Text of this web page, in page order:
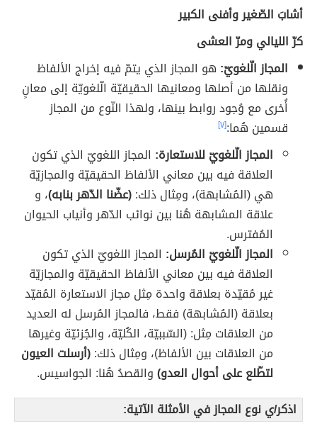
أشابَ الصّغير وأفنى الكبير
كرّ الليالي ومرّ العشى
المجاز الّلغويّ: هو المجاز الذي يتمّ فيه إخراج الألفاظ
ونقلها من أصلها ومعانيها الحقيقيّة الّلغويّة إلى معانٍ
أُخرى مع وُجود روابط بينها، ولهذا النّوع من المجاز
قسمين هُما:[٧]
المجاز الّلغويّ للاستعارة: المجاز اللغويّ الذي تكون
العلاقة فيه بين معاني الألفاظ الحقيقيّة والمجازيّة
هي (المُشابهة)، ومِثال ذلك:(عضّنا الدّهر بنابه)، و
علاقة المشابهة هُنا بين نوائب الدّهر وأنياب الحيوان
المُفترس.
المجاز الّلغويّ المُرسل: المجاز اللغويّ الذي تكون
العلاقة فيه بين معاني الألفاظ الحقيقيّة والمجازيّة
غير مُقيّدة بعلاقة واحدة مِثل مجاز الاستعارة المُقيّد
بعلاقة (المُشابهة) فقط، فالمجاز المُرسل له العديد
من العلاقات مِثل: (السّببيّة، الكُليّة، والجُزئيّة وغيرها
من العلاقات بين الألفاظ)، ومِثال ذلك:(أرسلت العيون
لتطّلع على أحوال العدو)والقصدُ هُنا: الجواسيس.
اذكر/ي نوع المجاز في الأمثلة الآتية: